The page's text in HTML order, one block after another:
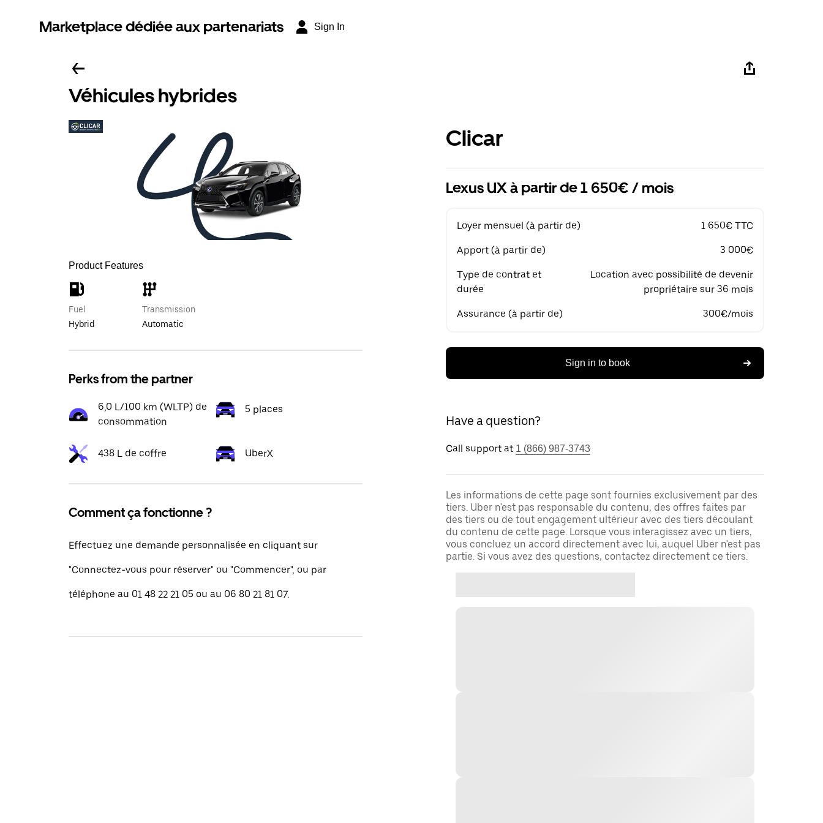
Marketplace dédiée aux partenariats Sign In
Véhicules hybrides
Product Features
Fuel
Hybrid
Transmission
Automatic
Perks from the partner
6,0 L/100 km (WLTP) de
consommation
5 places
438 L de coffre UberX
Comment ça fonctionne ?
Effectuez une demande personnalisée en cliquant sur
"Connectez-vous pour réserver" ou "Commencer", ou par
téléphone au 01 48 22 21 05 ou au 06 80 21 81 07.
Clicar
Lexus UX à partir de 1 650€ / mois
Loyer mensuel (à partir de) 1 650€ TTC
Apport (à partir de) 3 000€
Type de contrat et
durée
Location avec possibilité de devenir
propriétaire sur 36 mois
Assurance (à partir de) 300€/mois
Sign in to book
Have a question?
Call support at 1 (866) 987-3743
Les informations de cette page sont fournies exclusivement par des
tiers. Uber n'est pas responsable du contenu, des offres faites par
des tiers ou de tout engagement ultérieur avec des tiers découlant
du contenu de cette page. Lorsque vous interagissez avec un tiers,
vous concluez un accord directement avec lui, auquel Uber n'est pas
partie. Si vous avez des questions, contactez directement ce tiers.